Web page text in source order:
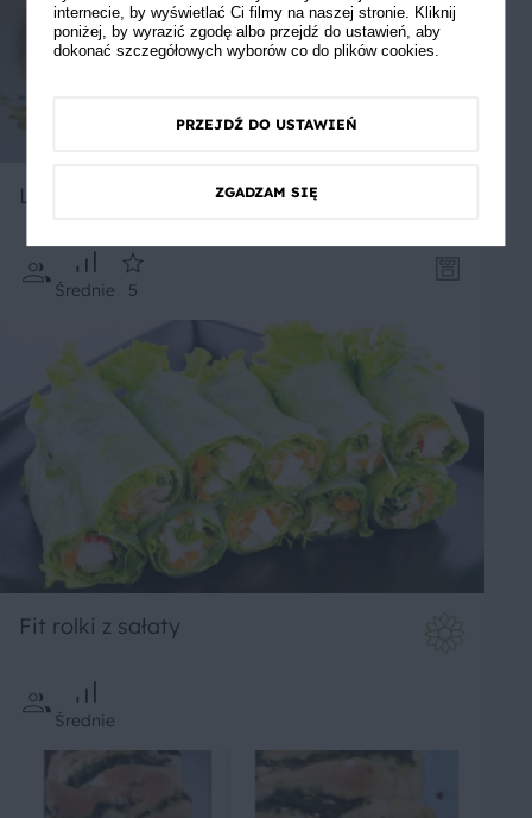
Lazania z kaszą
Średnie 5
Fit rolki z sałaty
Średnie
internecie, by wyświetlać Ci filmy na naszej stronie. Kliknij
poniżej, by wyrazić zgodę albo przejdź do ustawień, aby
dokonać szczegółowych wyborów co do plików cookies.
PRZEJDŹ DO USTAWIEŃ
ZGADZAM SIĘ